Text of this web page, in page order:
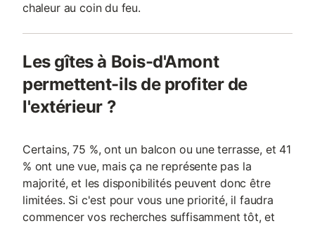
chaleur au coin du feu.
Les gîtes à Bois-d'Amont
permettent-ils de profiter de
l'extérieur ?
Certains, 75 %, ont un balcon ou une terrasse, et 41
% ont une vue, mais ça ne représente pas la
majorité, et les disponibilités peuvent donc être
limitées. Si c'est pour vous une priorité, il faudra
commencer vos recherches suffisamment tôt, et